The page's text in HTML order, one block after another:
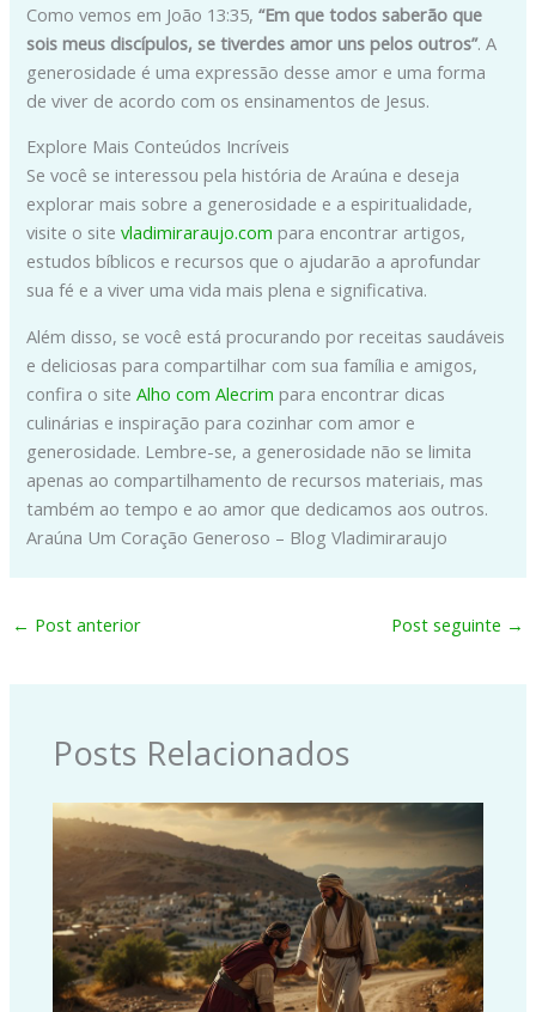
Como vemos em João 13:35,“Em que todos saberão que
sois meus discípulos, se tiverdes amor uns pelos outros”. A
generosidade é uma expressão desse amor e uma forma
de viver de acordo com os ensinamentos de Jesus.
Explore Mais Conteúdos Incríveis
Se você se interessou pela história de Araúna e deseja
explorar mais sobre a generosidade e a espiritualidade,
visite o sitevladimiraraujo.com para encontrar artigos,
estudos bíblicos e recursos que o ajudarão a aprofundar
sua fé e a viver uma vida mais plena e significativa.
Além disso, se você está procurando por receitas saudáveis
e deliciosas para compartilhar com sua família e amigos,
confira o siteAlho com Alecrim para encontrar dicas
culinárias e inspiração para cozinhar com amor e
generosidade. Lembre-se, a generosidade não se limita
apenas ao compartilhamento de recursos materiais, mas
também ao tempo e ao amor que dedicamos aos outros.
Araúna Um Coração Generoso – Blog Vladimiraraujo
← Post anterior Post seguinte →
Posts Relacionados